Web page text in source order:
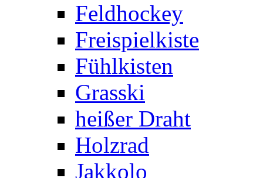
Feldhockey
Freispielkiste
Fühlkisten
Grasski
heißer Draht
Holzrad
Jakkolo